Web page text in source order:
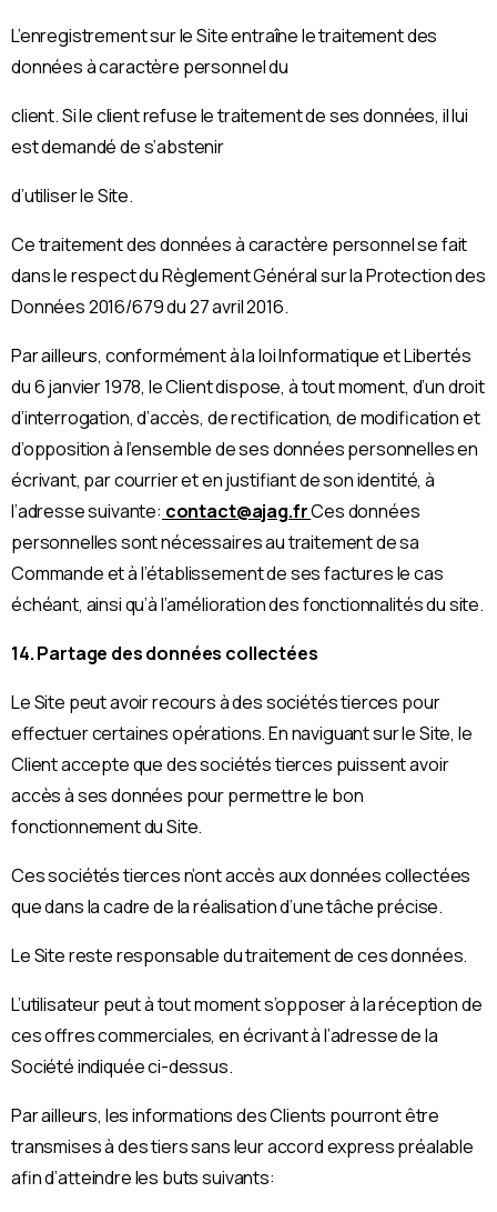
L’enregistrement sur le Site entraîne le traitement des
données à caractère personnel du
client. Si le client refuse le traitement de ses données, il lui
est demandé de s’abstenir
d’utiliser le Site.
Ce traitement des données à caractère personnel se fait
dans le respect du Règlement Général sur la Protection des
Données 2016/679 du 27 avril 2016.
Par ailleurs, conformément à la loi Informatique et Libertés
du 6 janvier 1978, le Client dispose, à tout moment, d’un droit
d’interrogation, d’accès, de rectification, de modification et
d’opposition à l’ensemble de ses données personnelles en
écrivant, par courrier et en justifiant de son identité, à
l’adresse suivante: contact@ajag.frCes données
personnelles sont nécessaires au traitement de sa
Commande et à l’établissement de ses factures le cas
échéant, ainsi qu’à l’amélioration des fonctionnalités du site.
14. Partage des données collectées
Le Site peut avoir recours à des sociétés tierces pour
effectuer certaines opérations. En naviguant sur le Site, le
Client accepte que des sociétés tierces puissent avoir
accès à ses données pour permettre le bon
fonctionnement du Site.
Ces sociétés tierces n’ont accès aux données collectées
que dans la cadre de la réalisation d’une tâche précise.
Le Site reste responsable du traitement de ces données.
L’utilisateur peut à tout moment s’opposer à la réception de
ces offres commerciales, en écrivant à l’adresse de la
Société indiquée ci-dessus.
Par ailleurs, les informations des Clients pourront être
transmises à des tiers sans leur accord express préalable
afin d’atteindre les buts suivants: